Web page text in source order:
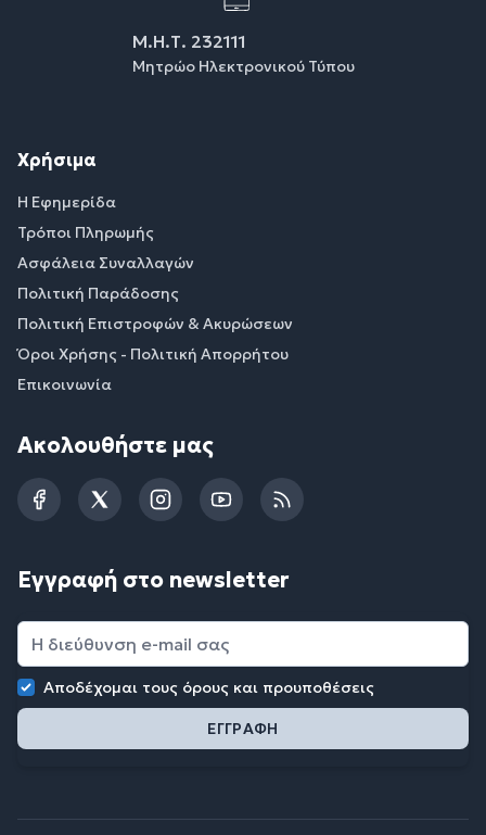
Μ.Η.Τ. 232111
Μητρώο Ηλεκτρονικού Τύπου
Χρήσιμα
Η Εφημερίδα
Τρόποι Πληρωμής
Ασφάλεια Συναλλαγών
Πολιτική Παράδοσης
Πολιτική Επιστροφών & Ακυρώσεων
Όροι Χρήσης - Πολιτική Απορρήτου
Επικοινωνία
Ακολουθήστε μας
FacebookTwitterInstagramYouTubeRSS
Εγγραφή στο newsletter
Αποδέχομαι τους όρους και προυποθέσεις